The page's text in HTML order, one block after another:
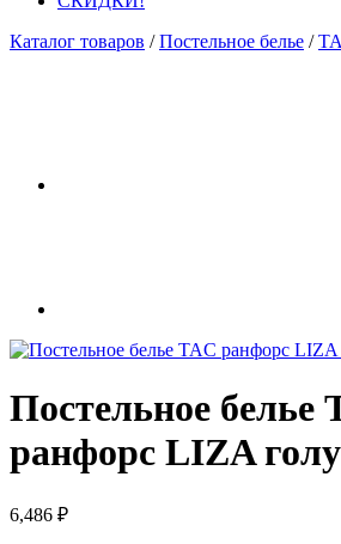
Каталог товаров / Постельное белье /
Постельное белье
ранфорс LIZA
6,486 ₽